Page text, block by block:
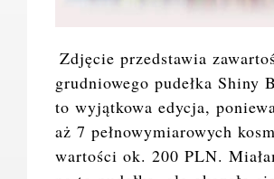
Zdjęcie przedstawia
grudniowego pudełka Shiny
to wyjątkowa edycja,
aż 7 pełnowymiarowych
wartości ok. 200 PLN.